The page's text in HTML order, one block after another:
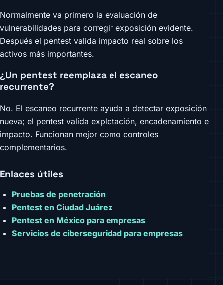
Normalmente va primero la evaluación de
vulnerabilidades para corregir exposición evidente.
Después el pentest valida impacto real sobre los
activos más importantes.
¿Un pentest reemplaza el escaneo
recurrente?
No. El escaneo recurrente ayuda a detectar exposición
nueva; el pentest valida explotación, encadenamiento e
impacto. Funcionan mejor como controles
complementarios.
Enlaces útiles
Pruebas de penetración
Pentest en Ciudad Juárez
Pentest en México para empresas
Servicios de ciberseguridad para empresas